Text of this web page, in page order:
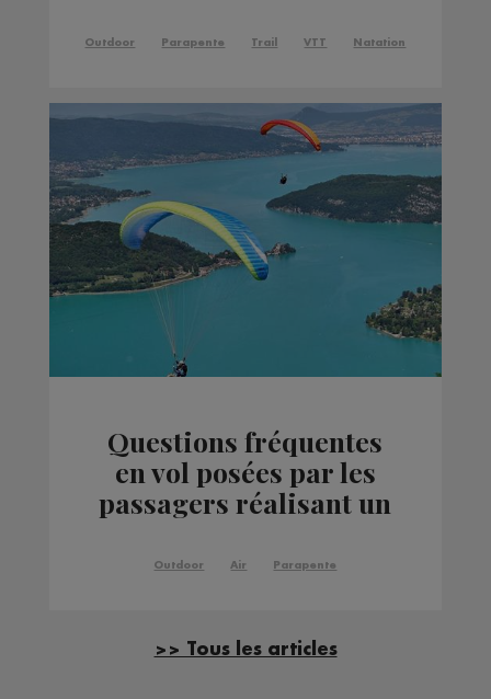
Outdoor Parapente Trail VTT Natation
Questions fréquentes
en vol posées par les
passagers réalisant un
Outdoor Air Parapente
>> Tous les articles